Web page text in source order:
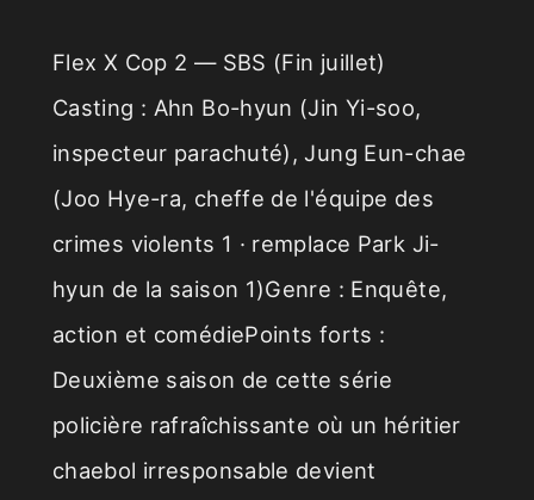
Flex X Cop 2 — SBS (Fin juillet)
Casting : Ahn Bo-hyun (Jin Yi-soo,
inspecteur parachuté), Jung Eun-chae
(Joo Hye-ra, cheffe de l'équipe des
crimes violents 1 · remplace Park Ji-
hyun de la saison 1)Genre : Enquête,
action et comédiePoints forts :
Deuxième saison de cette série
policière rafraîchissante où un héritier
chaebol irresponsable devient